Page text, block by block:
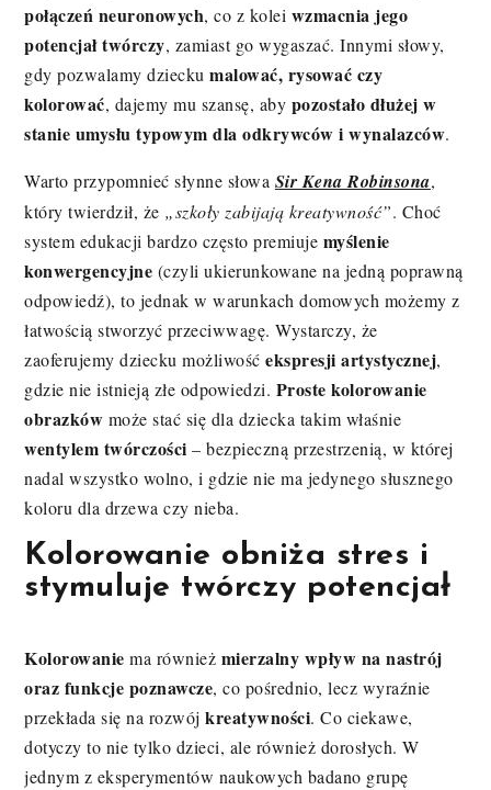
połączeń neuronowych, co z kolei wzmacnia jego
potencjał twórczy, zamiast go wygaszać. Innymi słowy,
gdy pozwalamy dzieckumalować, rysować czy
kolorować, dajemy mu szansę, aby pozostało dłużej w
stanie umysłu typowym dla odkrywców i wynalazców.
Warto przypomnieć słynne słowa Sir Kena Robinsona,
który twierdził, że „szkoły zabijają kreatywność”. Choć
system edukacji bardzo często premiuje myślenie
konwergencyjne (czyli ukierunkowane na jedną poprawną
odpowiedź), to jednak w warunkach domowych możemy z
łatwością stworzyć przeciwwagę. Wystarczy, że
zaoferujemy dziecku możliwośćekspresji artystycznej,
gdzie nie istnieją złe odpowiedzi. Proste kolorowanie
obrazków może stać się dla dziecka takim właśnie
wentylem twórczości – bezpieczną przestrzenią, w której
nadal wszystko wolno, i gdzie nie ma jedynego słusznego
koloru dla drzewa czy nieba.
Kolorowanie obniża stres i
stymuluje twórczy potencjał
Kolorowanie ma również mierzalny wpływ na nastrój
oraz funkcje poznawcze, co pośrednio, lecz wyraźnie
przekłada się na rozwójkreatywności. Co ciekawe,
dotyczy to nie tylko dzieci, ale również dorosłych. W
jednym z eksperymentów naukowych badano grupę